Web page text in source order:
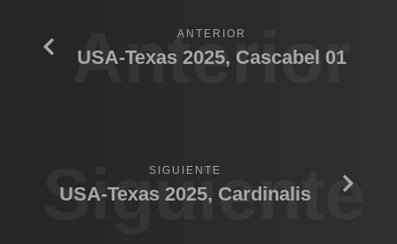
Anterior
ANTERIOR
USA-Texas 2025, Cascabel 01
Siguiente
SIGUIENTE
USA-Texas 2025, Cardinalis